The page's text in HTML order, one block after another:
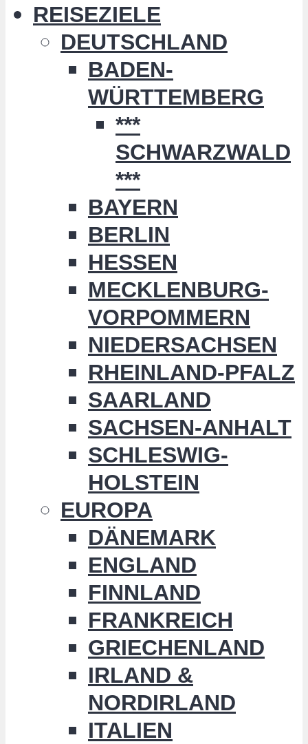
REISEZIELE
DEUTSCHLAND
BADEN-
WÜRTTEMBERG
***
SCHWARZWALD
***
BAYERN
BERLIN
HESSEN
MECKLENBURG-
VORPOMMERN
NIEDERSACHSEN
RHEINLAND-PFALZ
SAARLAND
SACHSEN-ANHALT
SCHLESWIG-
HOLSTEIN
EUROPA
DÄNEMARK
ENGLAND
FINNLAND
FRANKREICH
GRIECHENLAND
IRLAND &
NORDIRLAND
ITALIEN